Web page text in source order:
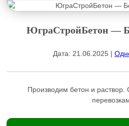
ЮграСтройБетон —
Дата: 21.06.2025 |
Производим бетон и раствор.